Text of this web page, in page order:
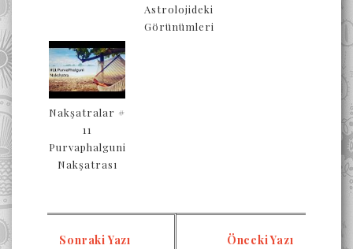
Astrolojideki
Görünümleri
Nakşatralar #
11
Purvaphalguni
Nakşatrası
Sonraki Yazı Önceki Yazı